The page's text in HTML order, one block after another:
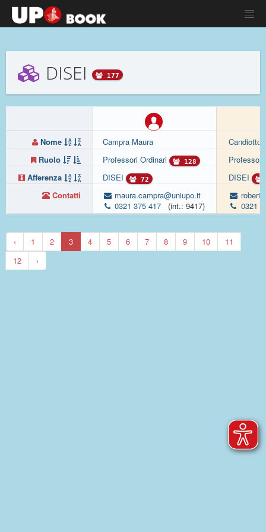
DISEI 177
Nome
Ruolo
Afferenza
Contatti
Campra Maura
Professori Ordinari
128
DISEI 72
maura.campra@uniupo.it
0321 375 417
(int.: 9417)
Candiotto
DISEI
0321
‹ 1 2 3 4 5 6 7 8 9 10
11
12
›